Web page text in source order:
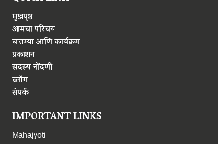
मुखपृष्ठ
आमचा परिचय
बातम्या आणि कार्यक्रम
प्रकाशन
सदस्य नोंदणी
ब्लॉग
संपर्क
IMPORTANT LINKS
Mahajyoti